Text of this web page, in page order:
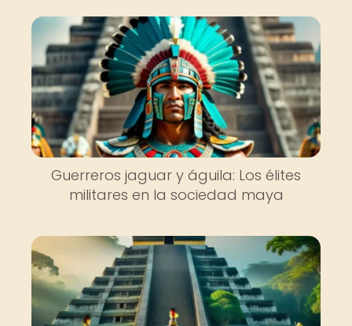
Guerreros jaguar y águila: Los élites
militares en la sociedad maya